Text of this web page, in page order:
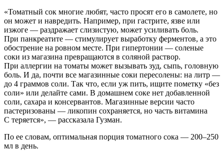
«Томатный сок многие любят, часто просят его в самолете, но
он может и навредить. Например, при гастрите, язве или
изжоге — раздражает слизистую, может усиливать боль.
При панкреатите — стимулирует выработку ферментов, а это
обострение на ровном месте. При гипертонии — соленые
соки из магазина превращаются в соляной раствор.
При аллергии на томаты может вызывать зуд, сыпь, головную
боль. И да, почти все магазинные соки пересолены: на литр —
до 4 граммов соли. Так что, если уж пить, ищите пометку «без
соли» или делайте сами. В домашнем соке нет добавленной
соли, сахара и консервантов. Магазинные версии часто
пастеризованы — ликопин сохраняется, но часть витамина
С теряется», — рассказала Гузман.
По ее словам, оптимальная порция томатного сока — 200–250
мл в день.